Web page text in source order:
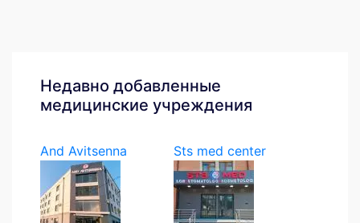
Недавно добавленные
медицинские учреждения
And Avitsenna Sts med center